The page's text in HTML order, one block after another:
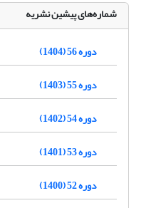
شماره‌های پیشین نشریه
دوره 56 (1404)
دوره 55 (1403)
دوره 54 (1402)
دوره 53 (1401)
دوره 52 (1400)